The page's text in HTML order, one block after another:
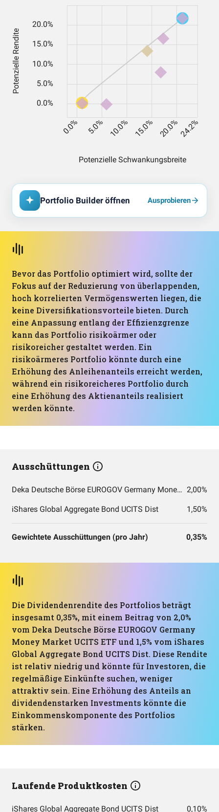
Portfolio Builder öffnen Ausprobieren
Bevor das Portfolio optimiert wird, sollte der
Fokus auf der Reduzierung von überlappenden,
hoch korrelierten Vermögenswerten liegen, die
keine Diversifikationsvorteile bieten. Durch
eine Anpassung entlang der Effizienzgrenze
kann das Portfolio risikoärmer oder
risikoreicher gestaltet werden. Ein
risikoärmeres Portfolio könnte durch eine
Erhöhung des Anleihenanteils erreicht werden,
während ein risikoreicheres Portfolio durch
eine Erhöhung des Aktienanteils realisiert
werden könnte.
Ausschüttungen
Deka Deutsche Börse EUROGOV Germany Money Market UCITS ETF 2,00%
iShares Global Aggregate Bond UCITS Dist 1,50%
Gewichtete Ausschüttungen (pro Jahr) 0,35%
Die Dividendenrendite des Portfolios beträgt
insgesamt 0,35%, mit einem Beitrag von 2,0%
vom Deka Deutsche Börse EUROGOV Germany
Money Market UCITS ETF und 1,5% vom iShares
Global Aggregate Bond UCITS Dist. Diese Rendite
ist relativ niedrig und könnte für Investoren, die
regelmäßige Einkünfte suchen, weniger
attraktiv sein. Eine Erhöhung des Anteils an
dividendenstarken Investments könnte die
Einkommenskomponente des Portfolios
stärken.
Laufende Produktkosten
iShares Global Aggregate Bond UCITS Dist 0,10%